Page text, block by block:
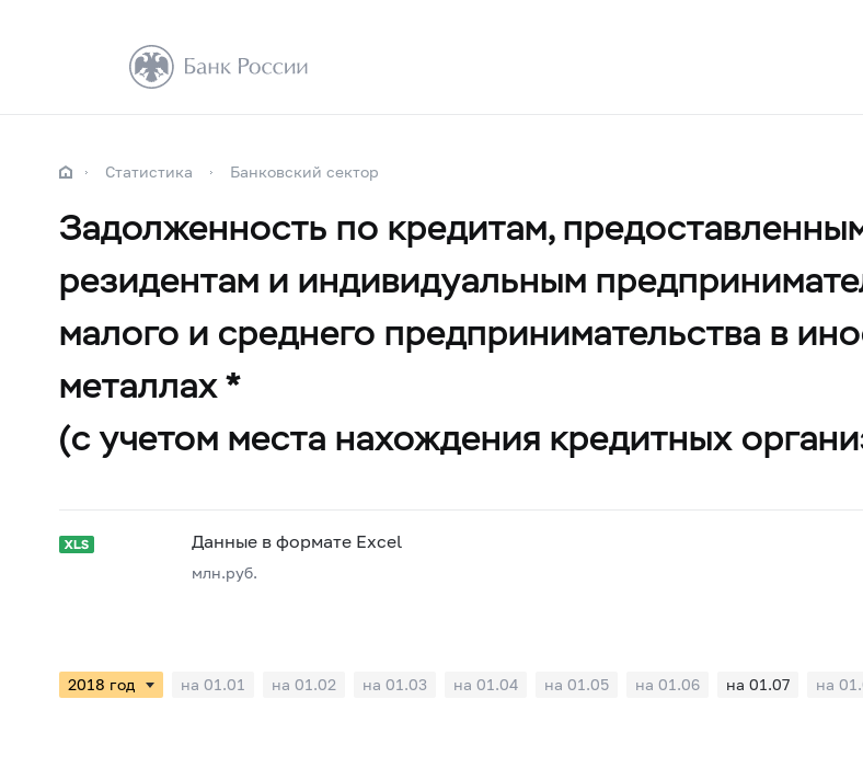
Статистика Банковский сектор
Задолженность по кредитам,
резидентам и индивидуальным
малого и среднего предпринимательства в
металлах *
(с учетом места нахождения кредитных
Данные в формате Excel
млн.руб.
на 01.01 на 01.02 на 01.03 на 01.04 на 01.05 на 01.06 на 01.07 на